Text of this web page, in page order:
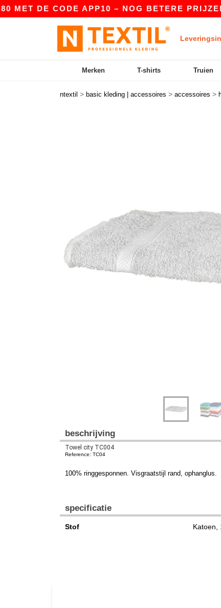
CODE APP10 – NOG BETERE PRIJZEN IN
Merken T-shirts Truien
ntextil > basic kleding | accessoires > accessoires >
Previous
Next
beschrijving
Towel city TC004
Reference: TC04
100% ringgesponnen. Visgraatstijl rand, ophanglus.
specificatie
Stof Katoen,